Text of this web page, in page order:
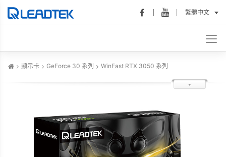
繁體中文
顯示卡 GeForce 30 系列 WinFast RTX 3050 系列